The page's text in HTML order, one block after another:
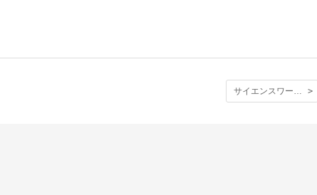
サイエンスワークショップに向けての抱負